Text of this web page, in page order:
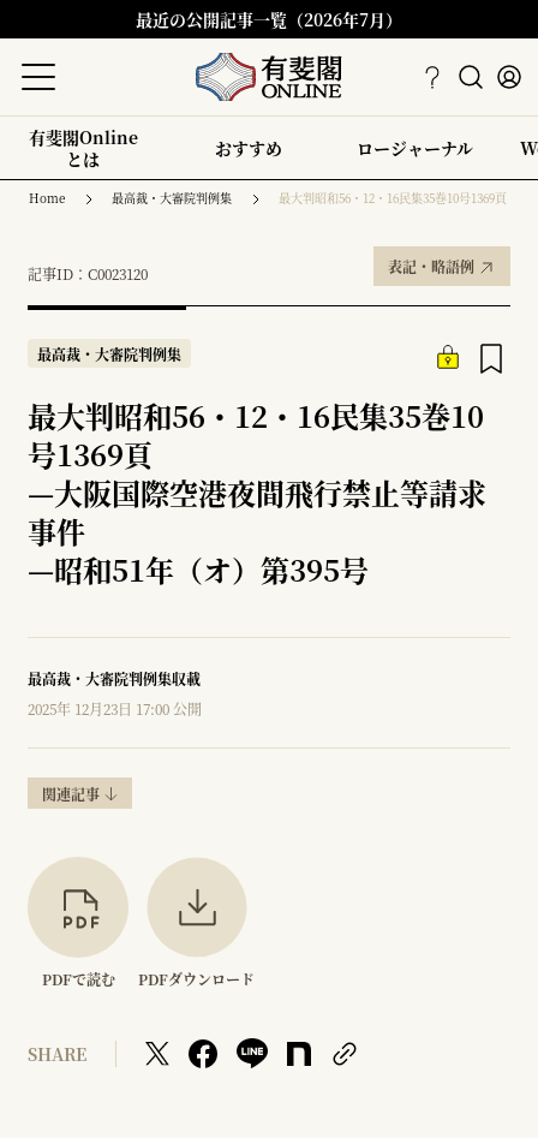
最近の公開記事一覧（2026年7月）
有斐閣Online
とは
おすすめ ロージャーナル
Home 最高裁・大審院判例集 最大判昭和56・12・16民集35巻10号1369頁
記事ID：C0023120 表記・略語例
最高裁・大審院判例集
最大判昭和56・12・16民集35巻10
号1369頁
—大阪国際空港夜間飛行禁止等請求
事件
—昭和51年（オ）第395号
最高裁・大審院判例集収載
2025年 12月23日 17:00 公開
関連記事
PDFで読む PDFダウンロード
SHARE